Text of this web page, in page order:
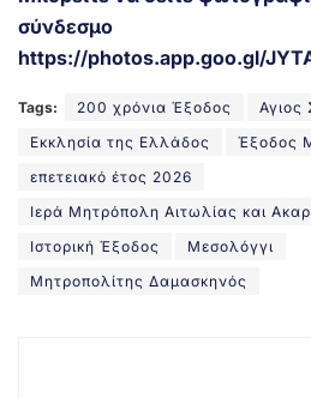
σύνδεσμο
https://photos.app.goo.gl/
Tags: 200 χρόνια Έξοδος
Αγιος
Εκκλησία της Ελλάδος
Έξοδος
επετειακό έτος 2026
Ιερά Μητρόπολη Αιτωλίας και
Ιστορική Έξοδος
Μεσολόγγι
Μητροπολίτης Δαμασκηνός